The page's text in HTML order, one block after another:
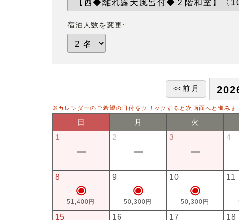
宿泊人数を変更:
※カレンダーのご希望の日付をクリックすると次画面へと進みま
日 月 火
1
2 3 4
8
51,400円
9
50,300円
10
50,300円
11
15 16 17 18